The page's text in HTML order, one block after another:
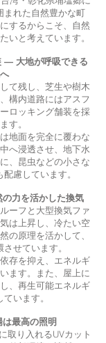
まれた自然豊かな町
するからこそ、自然
いと考えています。
― 大地が呼吸できる
て残し、芝生や樹木
構内道路にはアスフ
ロッキング舗装を採
す。
地面を完全に覆わな
へ浸透させ、地下水
、昆虫などの小さな
慮しています。
力を活かした換気
ーフと大型換気ファ
は上昇し、冷たい空
の原理を活かして、
せています。
存を抑え、エネルギ
ます。また、屋上に
、再生可能エネルギ
います。
最高の照明
取り入れるUVカット